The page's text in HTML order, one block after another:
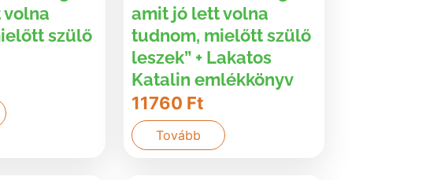
szülő
amit jó lett volna
tudnom, mielőtt szülő
leszek” + Lakatos
Katalin emlékkönyv
11760 Ft
Tovább